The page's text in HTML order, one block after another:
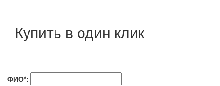
Купить в один клик
ФИО*: